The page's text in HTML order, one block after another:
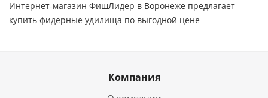
Интернет-магазин ФишЛидер в Воронеже предлагает
купить фидерные удилища по выгодной цене
Компания